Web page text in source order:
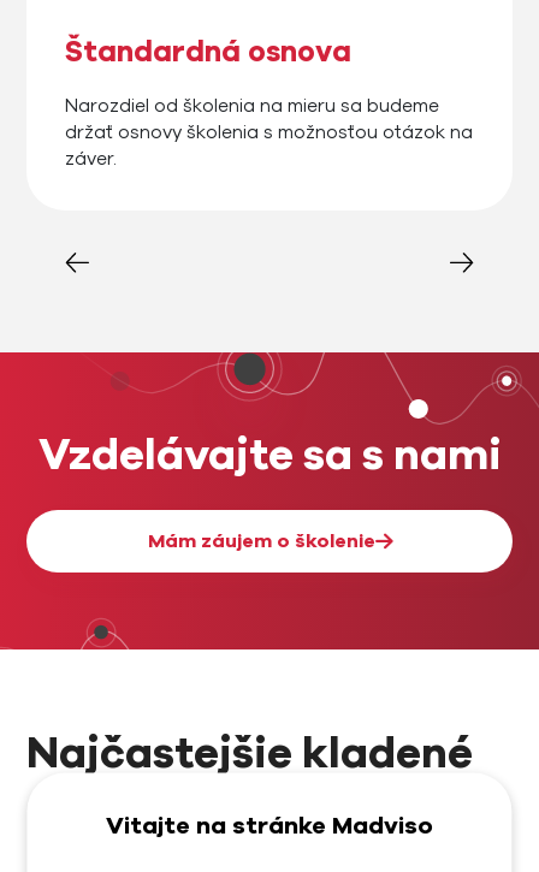
Štandardná osnova
Narozdiel od školenia na mieru sa budeme
držať osnovy školenia s možnosťou otázok na
záver.
Vzdelávajte sa s nami
Mám záujem o školenie
Najčastejšie kladené
otázky
Vitajte na stránke Madviso